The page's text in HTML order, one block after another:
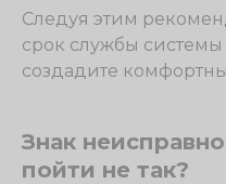
Следуя этим
срок службы
создадите
Знак
пойти не так?